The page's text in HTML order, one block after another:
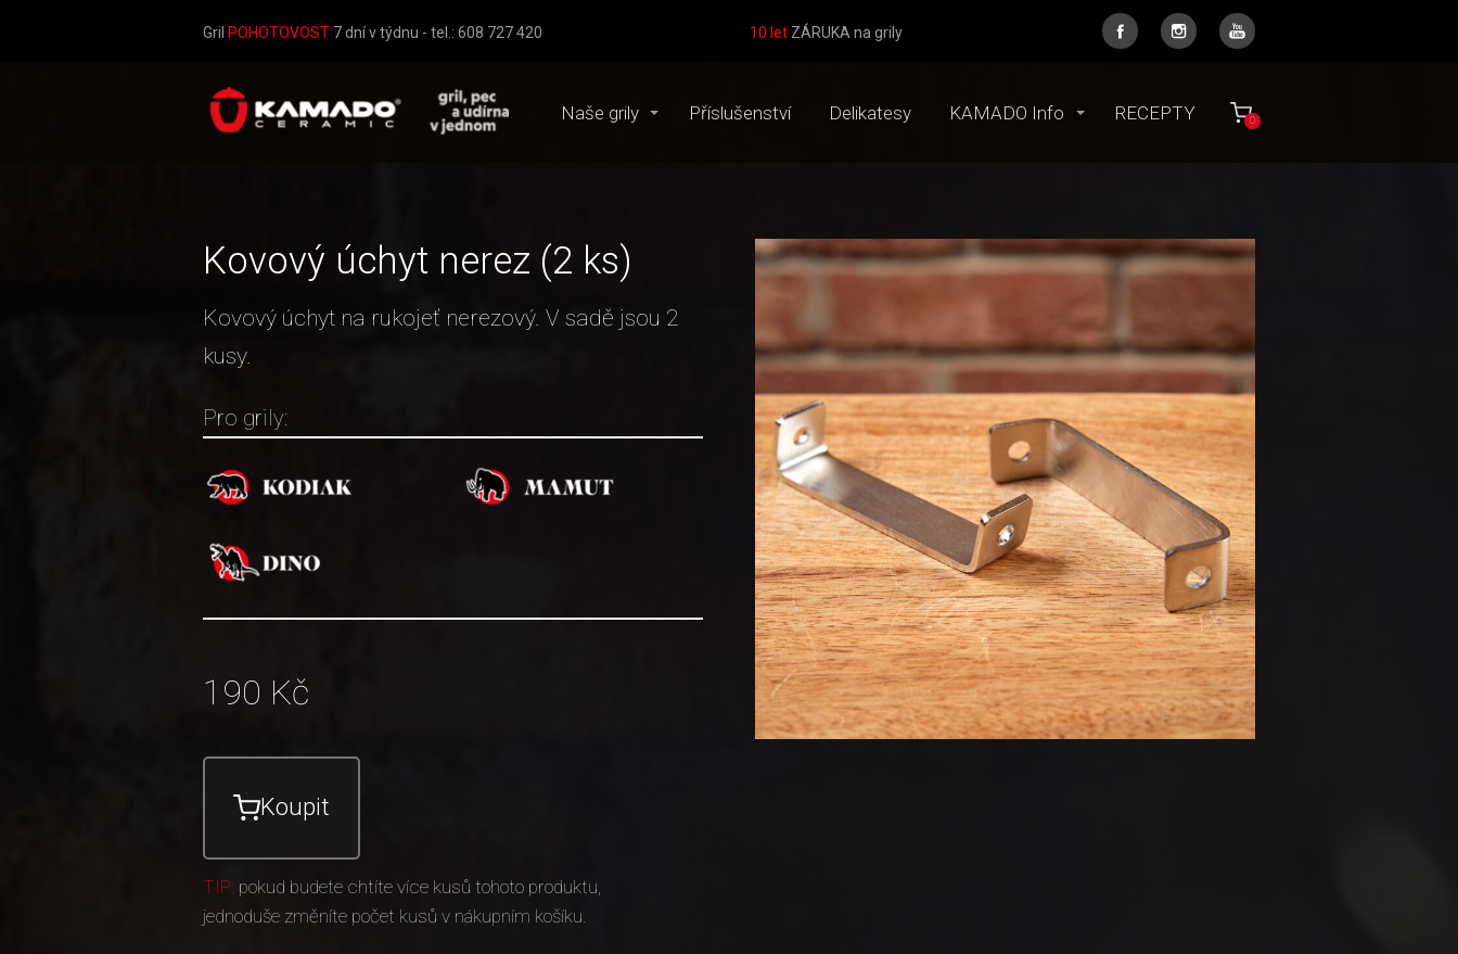
Gril POHOTOVOST 7 dní v týdnu - tel.: 608 727 420 10 let ZÁRUKA na grily
Naše grily Příslušenství Delikatesy KAMADO Info RECEPTY 0
Kovový úchyt nerez (2 ks)
Kovový úchyt na rukojeť nerezový. V sadě jsou 2
kusy.
Pro grily:
190 Kč
Koupit
TIP: pokud budete chtíte více kusů tohoto produktu,
jednoduše změníte počet kusů v nákupním košíku.